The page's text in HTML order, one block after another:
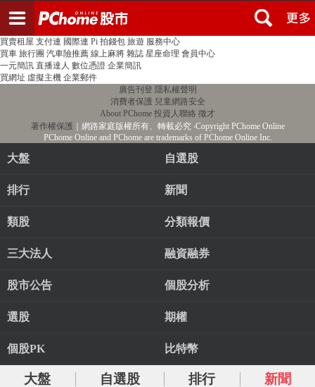
PChome首頁 線上購物 24h購物 書店
買賣租屋 支付連 國際連 Pi 拍錢包 旅遊 服務中心
買車 旅行團 汽車險推薦 線上麻將 雜誌 星座命理 會員中心
一元簡訊 直播達人 數位憑證 企業簡訊
買網址 虛擬主機 企業郵件
廣告刊登 隱私權聲明
消費者保護 兒童網路安全
About PChome 投資人聯絡 徵才
著作權保護 ｜網路家庭版權所有、轉載必究‧Copyright PChome Online
PChome Online and PChome are trademarks of PChome Online Inc.
大盤 自選股
排行 新聞
類股 分類報價
三大法人 融資融券
股市公告 個股分析
選股 期權
個股PK 比特幣
大盤 自選股 排行 新聞